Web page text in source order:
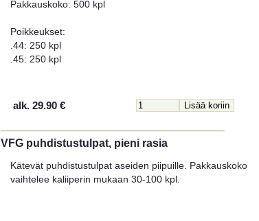
Pakkauskoko: 500 kpl
Poikkeukset:
.44: 250 kpl
.45: 250 kpl
alk. 29.90 €
VFG puhdistustulpat, pieni rasia
Kätevät puhdistustulpat aseiden piipuille. Pakkauskoko
vaihtelee kaliiperin mukaan 30-100 kpl.